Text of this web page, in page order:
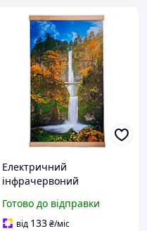
Електричний
інфрачервоний
картина Trio "Водоспад з
містком" (N010240)
Готово до відправки
від 133₴/міс